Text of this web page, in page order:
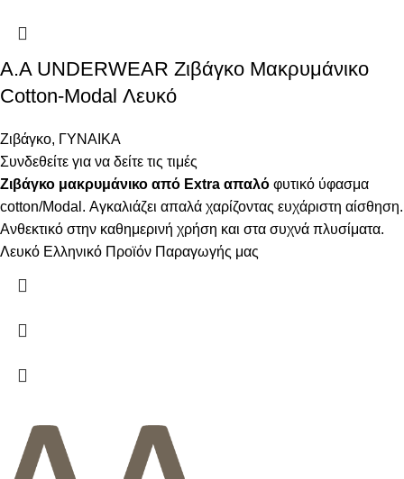
Α.A UNDERWEAR Ζιβάγκο Μακρυμάνικο
Cotton-Modal Λευκό
Ζιβάγκο, ΓΥΝΑΙΚΑ
Συνδεθείτε για να δείτε τις τιμές
Ζιβάγκο μακρυμάνικο από Extra απαλό φυτικό ύφασμα
cotton/Modal. Αγκαλιάζει απαλά χαρίζοντας ευχάριστη αίσθηση.
Ανθεκτικό στην καθημερινή χρήση και στα συχνά πλυσίματα.
Λευκό Ελληνικό Προϊόν Παραγωγής μας